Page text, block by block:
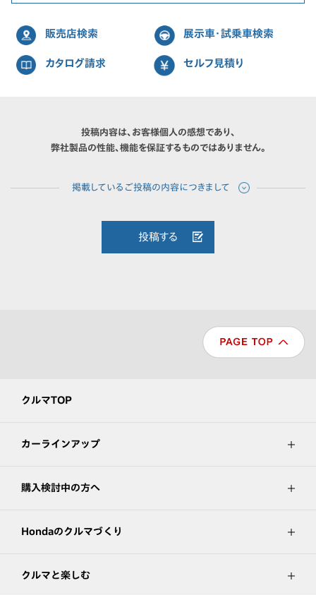
販売店検索 展示車・試乗車検索
カタログ請求 セルフ見積り
投稿内容は、お客様個人の感想であり、
弊社製品の性能、機能を保証するものではありません。
投稿する
クルマTOP
カーラインアップ
購入検討中の方へ
Hondaのクルマづくり
クルマと楽しむ